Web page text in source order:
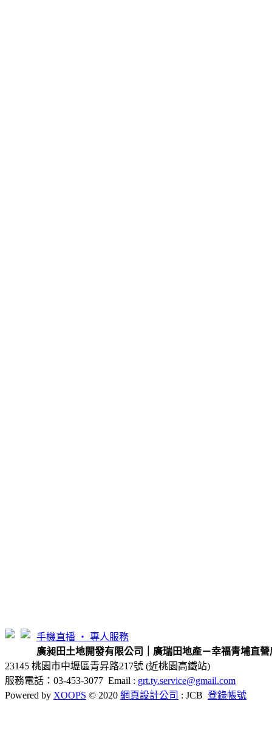
手機直播 ‧ 專人服務
廣昶田土地開發有限公司｜廣瑞田地產－幸福青埔直營
23145 桃園市中壢區青昇路217號 (近桃園高鐵站)
服務電話：03-453-3077 Email : grt.ty.service@gmail.com
Powered by XOOPS © 2020 網頁設計公司 : JCB 登錄帳號